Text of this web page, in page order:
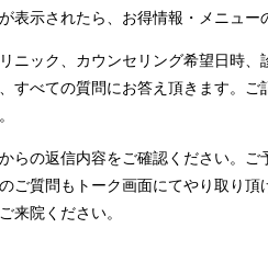
表示されたら、お得情報・メニュ
ニック、カウンセリング希望日時
すべての質問にお答え頂きます。
らの返信内容をご確認ください。ご
ご質問もトーク画面にてやり取り頂
来院ください。